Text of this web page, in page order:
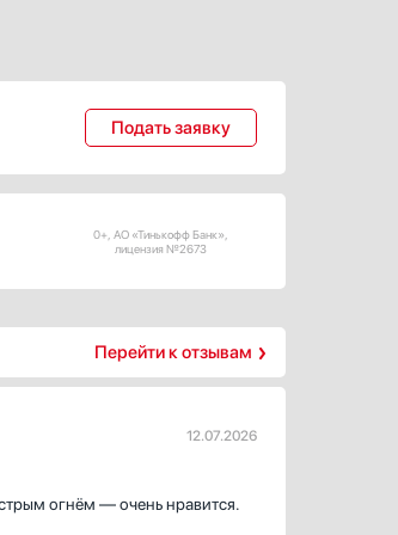
Подать заявку
0+, АО «Тинькофф Банк»,
лицензия №2673
Перейти к отзывам
12.07.2026
огнём — очень нравится.